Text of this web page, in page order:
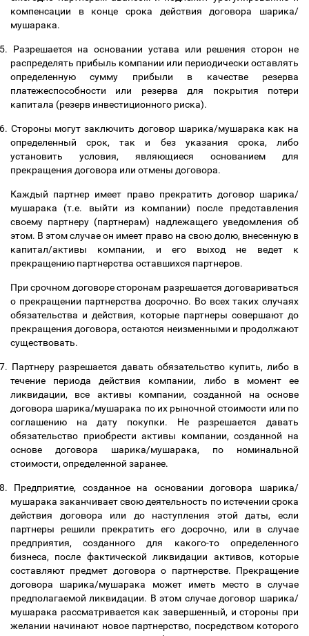
компенсации в конце срока действия договора шарика/
мушарака.
Разрешается на основании устава или решения сторон не
распределять прибыль компании или периодически оставлять
определенную сумму прибыли в качестве резерва
платежеспособности или резерва для покрытия потери
капитала (резерв инвестиционного риска).
Стороны могут заключить договор шарика/мушарака как на
определенный срок, так и без указания срока, либо
установить условия, являющиеся основанием для
прекращения договора или отмены договора.
Каждый партнер имеет право прекратить договор шарика/
мушарака (т.е. выйти из компании) после представления
своему партнеру (партнерам) надлежащего уведомления об
этом. В этом случае он имеет право на свою долю, внесенную в
капитал/активы компании, и его выход не ведет к
прекращению партнерства оставшихся партнеров.
При срочном договоре сторонам разрешается договариваться
о прекращении партнерства досрочно. Во всех таких случаях
обязательства и действия, которые партнеры совершают до
прекращения договора, остаются неизменными и продолжают
существовать.
Партнеру разрешается давать обязательство купить, либо в
течение периода действия компании, либо в момент ее
ликвидации, все активы компании, созданной на основе
договора шарика/мушарака по их рыночной стоимости или по
соглашению на дату покупки. Не разрешается давать
обязательство приобрести активы компании, созданной на
основе договора шарика/мушарака, по номинальной
стоимости, определенной заранее.
Предприятие, созданное на основании договора шарика/
мушарака заканчивает свою деятельность по истечении срока
действия договора или до наступления этой даты, если
партнеры решили прекратить его досрочно, или в случае
предприятия, созданного для какого-то определенного
бизнеса, после фактической ликвидации активов, которые
составляют предмет договора о партнерстве. Прекращение
договора шарика/мушарака может иметь место в случае
предполагаемой ликвидации. В этом случае договор шарика/
мушарака рассматривается как завершенный, и стороны при
желании начинают новое партнерство, посредством которого